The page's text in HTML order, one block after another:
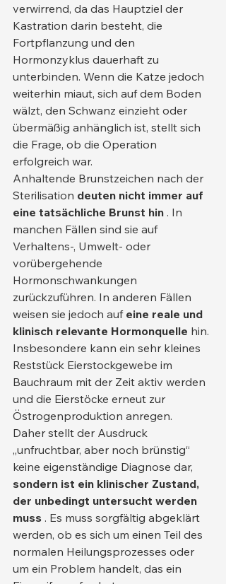
verwirrend, da das Hauptziel der
Kastration darin besteht, die
Fortpflanzung und den
Hormonzyklus dauerhaft zu
unterbinden. Wenn die Katze jedoch
weiterhin miaut, sich auf dem Boden
wälzt, den Schwanz einzieht oder
übermäßig anhänglich ist, stellt sich
die Frage, ob die Operation
erfolgreich war.
Anhaltende Brunstzeichen nach der
Sterilisation deuten nicht immer auf
eine tatsächliche Brunst hin . In
manchen Fällen sind sie auf
Verhaltens-, Umwelt- oder
vorübergehende
Hormonschwankungen
zurückzuführen. In anderen Fällen
weisen sie jedoch auf eine reale und
klinisch relevante Hormonquelle hin.
Insbesondere kann ein sehr kleines
Reststück Eierstockgewebe im
Bauchraum mit der Zeit aktiv werden
und die Eierstöcke erneut zur
Östrogenproduktion anregen.
Daher stellt der Ausdruck
„unfruchtbar, aber noch brünstig“
keine eigenständige Diagnose dar,
sondern ist ein klinischer Zustand,
der unbedingt untersucht werden
muss . Es muss sorgfältig abgeklärt
werden, ob es sich um einen Teil des
normalen Heilungsprozesses oder
um ein Problem handelt, das ein